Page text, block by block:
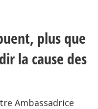
plus que
la cause des
Ambassadrice